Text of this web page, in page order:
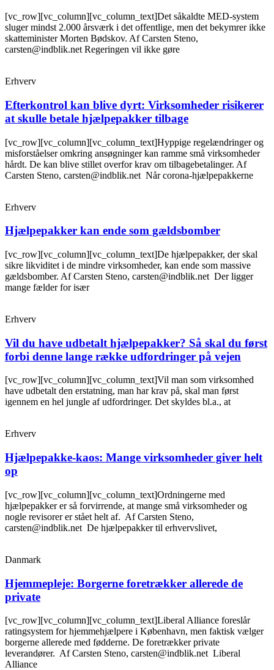
[vc_row][vc_column][vc_column_text]Det såkaldte MED-system
sluger mindst 2.000 årsværk i det offentlige, men det bekymrer ikke
skatteminister Morten Bødskov. Af Carsten Steno,
carsten@indblik.net Regeringen vil ikke gøre
Erhverv
Efterkontrol kan blive dyrt: Virksomheder risikerer
at skulle betale hjælpepakker tilbage
[vc_row][vc_column][vc_column_text]Hyppige regelændringer og
misforståelser omkring ansøgninger kan ramme små virksomheder
hårdt. De kan blive stillet overfor krav om tilbagebetalinger. Af
Carsten Steno, carsten@indblik.net Når corona-hjælpepakkerne
Erhverv
Hjælpepakker kan ende som gældsbomber
[vc_row][vc_column][vc_column_text]De hjælpepakker, der skal
sikre likviditet i de mindre virksomheder, kan ende som massive
gældsbomber. Af Carsten Steno, carsten@indblik.net Der ligger
mange fælder for især
Erhverv
Vil du have udbetalt hjælpepakker? Så skal du først
forbi denne lange række udfordringer på vejen
[vc_row][vc_column][vc_column_text]Vil man som virksomhed
have udbetalt den erstatning, man har krav på, skal man først
igennem en hel jungle af udfordringer. Det skyldes bl.a., at
Erhverv
Hjælpepakke-kaos: Mange virksomheder giver helt
op
[vc_row][vc_column][vc_column_text]Ordningerne med
hjælpepakker er så forvirrende, at mange små virksomheder og
nogle revisorer er stået helt af. Af Carsten Steno,
carsten@indblik.net De hjælpepakker til erhvervslivet,
Danmark
Hjemmepleje: Borgerne foretrækker allerede de
private
[vc_row][vc_column][vc_column_text]Liberal Alliance foreslår
ratingsystem for hjemmehjælpere i København, men faktisk vælger
borgerne allerede med fødderne. De foretrækker private
leverandører. Af Carsten Steno, carsten@indblik.net Liberal
Alliance